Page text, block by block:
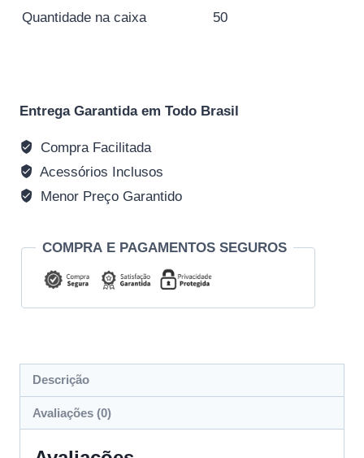
Quantidade na caixa 50
Entrega Garantida em Todo Brasil
Compra Facilitada
Acessórios Inclusos
Menor Preço Garantido
COMPRA E PAGAMENTOS SEGUROS
Descrição
Avaliações (0)